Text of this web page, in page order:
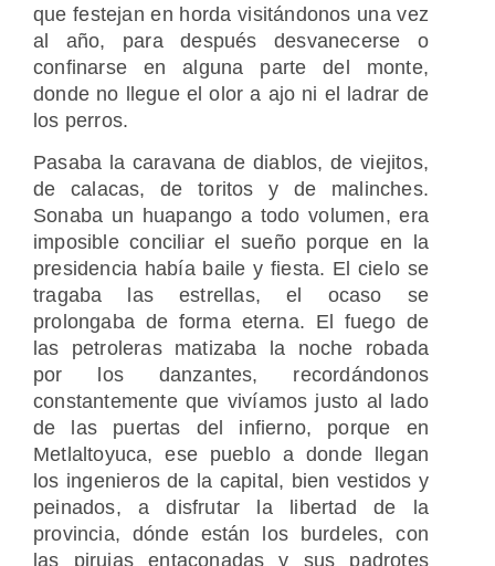
que festejan en horda visitándonos una vez
al año, para después desvanecerse o
confinarse en alguna parte del monte,
donde no llegue el olor a ajo ni el ladrar de
los perros.
Pasaba la caravana de diablos, de viejitos,
de calacas, de toritos y de malinches.
Sonaba un huapango a todo volumen, era
imposible conciliar el sueño porque en la
presidencia había baile y fiesta. El cielo se
tragaba las estrellas, el ocaso se
prolongaba de forma eterna. El fuego de
las petroleras matizaba la noche robada
por los danzantes, recordándonos
constantemente que vivíamos justo al lado
de las puertas del infierno, porque en
Metlaltoyuca, ese pueblo a donde llegan
los ingenieros de la capital, bien vestidos y
peinados, a disfrutar la libertad de la
provincia, dónde están los burdeles, con
las pirujas entaconadas y sus padrotes